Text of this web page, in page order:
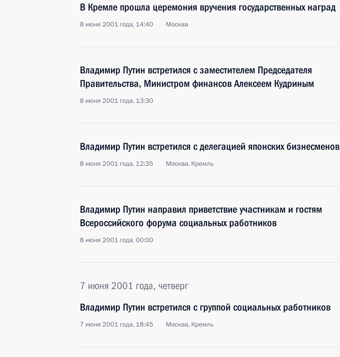
В Кремле прошла церемония вручения государственных наград
8 июня 2001 года, 14:40 Москва
Владимир Путин встретился с заместителем Председателя
Правительства, Министром финансов Алексеем Кудриным
8 июня 2001 года, 13:30
Владимир Путин встретился с делегацией японских бизнесменов
8 июня 2001 года, 12:35 Москва, Кремль
Владимир Путин направил приветствие участникам и гостям
Всероссийского форума социальных работников
8 июня 2001 года, 00:00
7 июня 2001 года, четверг
Владимир Путин встретился с группой социальных работников
7 июня 2001 года, 18:45 Москва, Кремль